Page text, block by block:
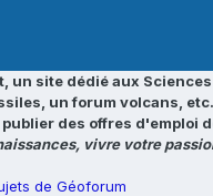
site dédié aux
un forum volcans,
des offres d'emploi
vivre votre
de Géoforum